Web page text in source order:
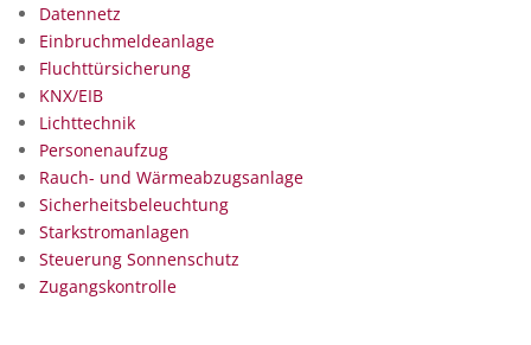
Datennetz
Einbruchmeldeanlage
Fluchttürsicherung
KNX/EIB
Lichttechnik
Personenaufzug
Rauch- und Wärmeabzugsanlage
Sicherheitsbeleuchtung
Starkstromanlagen
Steuerung Sonnenschutz
Zugangskontrolle